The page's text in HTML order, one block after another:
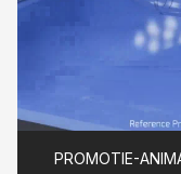
PROMOTIE-